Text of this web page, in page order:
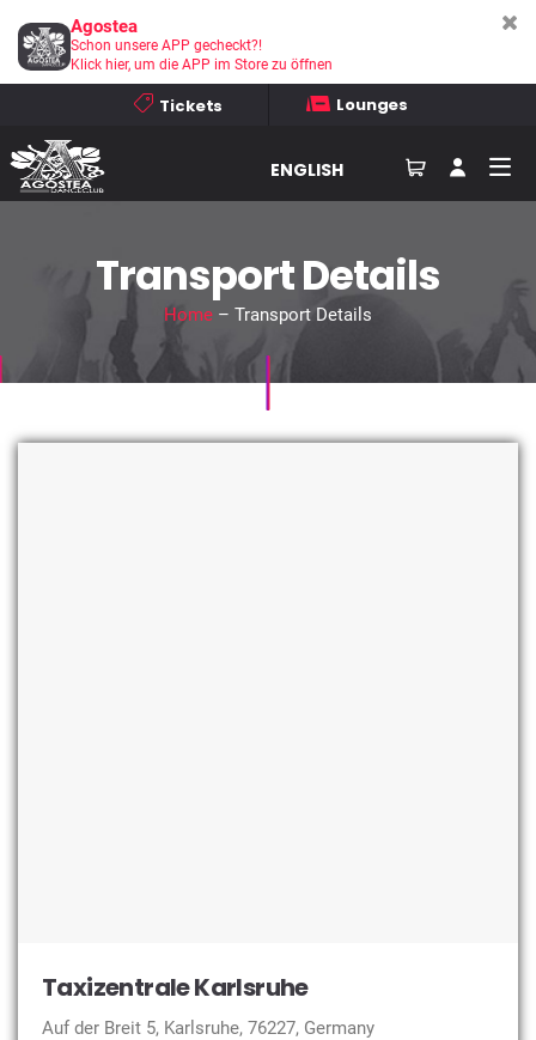
Tickets Lounges
ENGLISH
Transport Details
Home– Transport Details
Taxizentrale Karlsruhe
Auf der Breit 5, Karlsruhe, 76227, Germany
Agostea
Schon unsere APP gecheckt?!
Klick hier, um die APP im Store zu öffnen